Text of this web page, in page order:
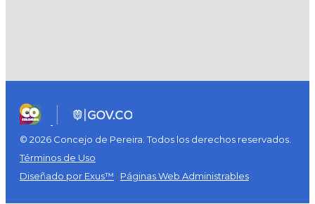
© 2026 Concejo de Pereira. Todos los derechos reservados.
Términos de Uso
Diseñado por Exus™ | Páginas Web Administrables